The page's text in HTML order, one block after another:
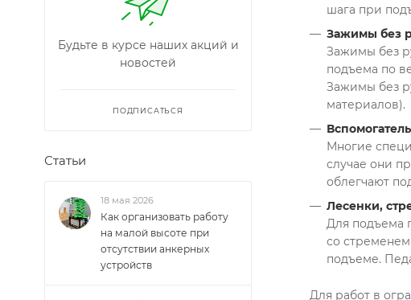
шага при
Зажимы без
Зажимы без
подъема по
Зажимы без
материалов).
Многие
случае они
облегчают
Лесенки,
Для подъема
со
подъеме.
Для работ в
Будьте в курсе наших акций и
новостей
ПОДПИСАТЬСЯ
Статьи
18 мая 2026
Как организовать работу
на малой высоте при
отсутствии анкерных
устройств